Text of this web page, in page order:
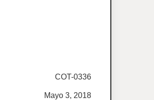
COT-0336
Mayo 3, 2018